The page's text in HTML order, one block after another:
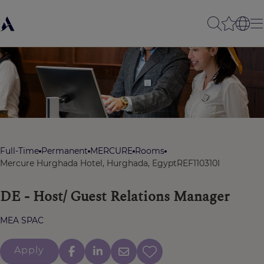
Full-Time Permanent MERCURE Rooms
Mercure Hurghada Hotel, Hurghada, EgyptREF110310I
DE - Host/ Guest Relations Manager
MEA SPAC
Apply